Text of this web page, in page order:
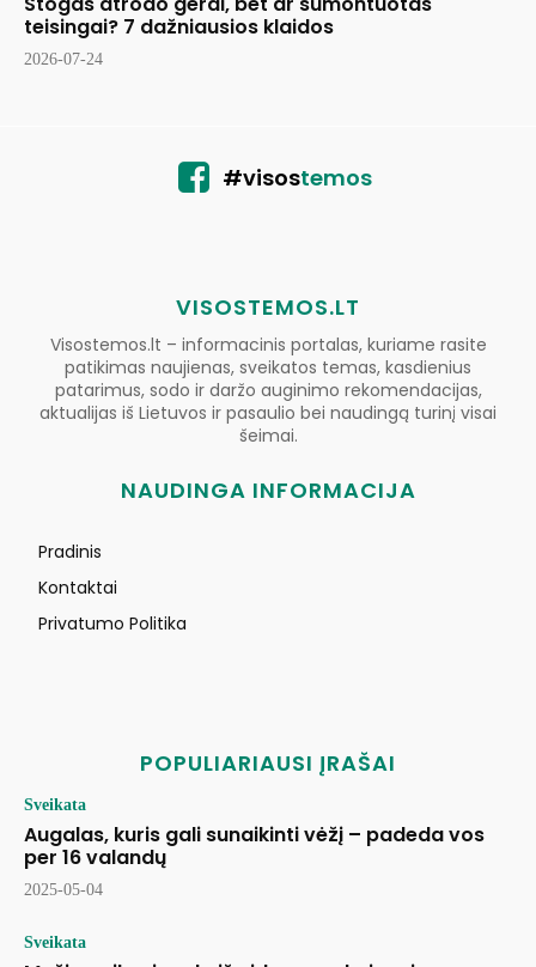
teisingai? 7 dažniausios klaidos
2026-07-24
#visostemos
VISOSTEMOS.LT
Visostemos.lt – informacinis portalas, kuriame rasite
patikimas naujienas, sveikatos temas, kasdienius
patarimus, sodo ir daržo auginimo rekomendacijas,
aktualijas iš Lietuvos ir pasaulio bei naudingą turinį visai
šeimai.
NAUDINGA INFORMACIJA
Pradinis
Kontaktai
Privatumo Politika
POPULIARIAUSI ĮRAŠAI
Sveikata
Augalas, kuris gali sunaikinti vėžį – padeda vos
per 16 valandų
2025-05-04
Sveikata